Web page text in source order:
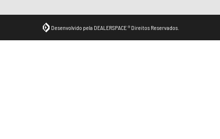
Desenvolvido pela DEALERSPACE ® Direitos Reservados.